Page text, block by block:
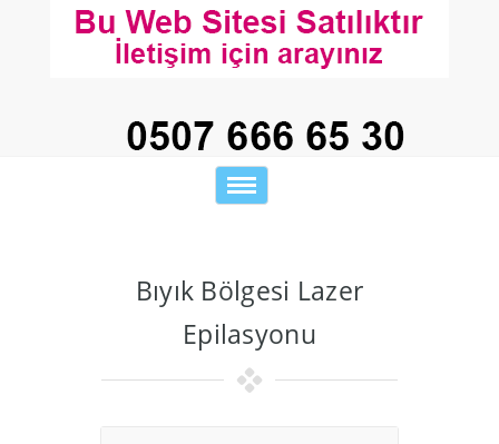
Toggle
navigation
Bıyık Bölgesi Lazer
Epilasyonu